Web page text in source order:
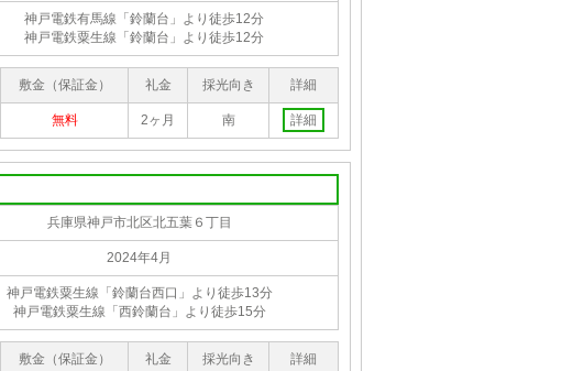
神戸電鉄有馬線「鈴蘭台」より徒歩12分
神戸電鉄粟生線「鈴蘭台」より徒歩12分
敷金（保証金） 礼金 採光向き 詳細
無料 2ヶ月 南 詳細
兵庫県神戸市北区北五葉６丁目
2024年4月
神戸電鉄粟生線「鈴蘭台西口」より徒歩13分
神戸電鉄粟生線「西鈴蘭台」より徒歩15分
敷金（保証金） 礼金 採光向き 詳細